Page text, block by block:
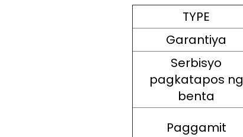
TYPE
Garantiya
Serbisyo
pagkatapos ng
benta
Paggamit